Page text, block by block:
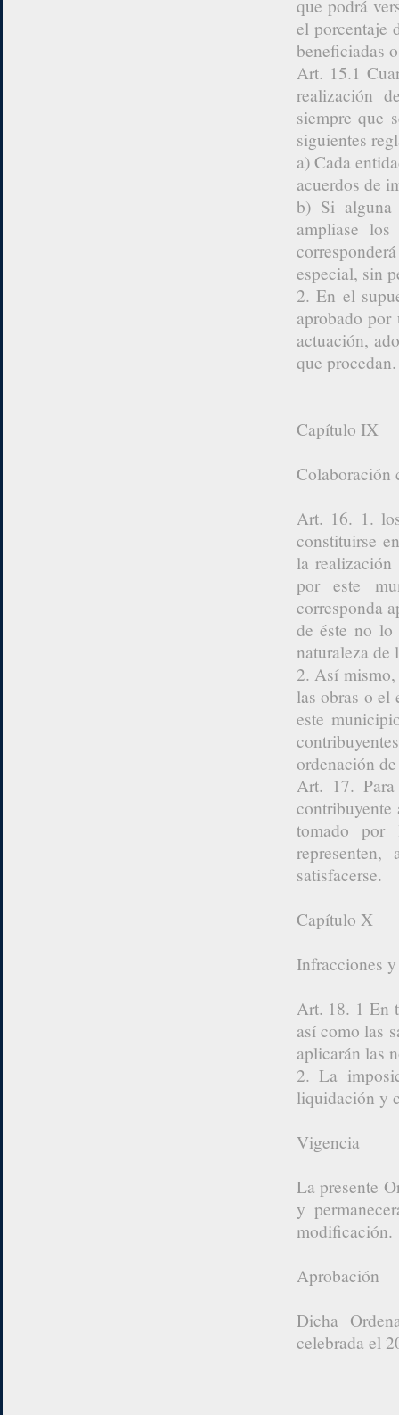
que podrá
el porcentaje
beneficiadas
Art. 15.1
realización
siempre que
siguientes
a) Cada
acuerdos de
b) Si alguna
ampliase
especial, sin
2. En el
aprobado
actuación,
que procedan.
Capítulo IX
Colaboración
Art. 16. 1.
constituirse
la
por este
corresponda
de éste no lo
naturaleza de
2. Así
las obras o el
este
ordenación
Art. 17.
tomado por
satisfacerse.
Capítulo X
Infracciones
Art. 18. 1 En
así como las
aplicarán las
2. La
liquidación y
Vigencia
La presente
y
modificación.
Aprobación
Dicha
celebrada el